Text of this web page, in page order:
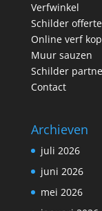
Verfwinkel
Schilder offerte
Online verf
Muur sauzen
Schilder
Contact
Archieven
juli 2026
juni 2026
mei 2026